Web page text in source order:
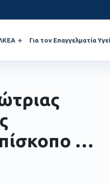
Για τον Επαγγελματία
…